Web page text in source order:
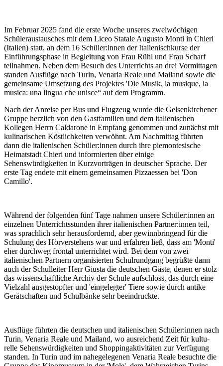
Im Februar 2025 fand die erste Woche unseres zweiwöchigen
Schüleraustausches mit dem Liceo Statale Augusto Monti in Chieri
(Italien) statt, an dem 16 Schüler:innen der Italienischkurse der
Einführungsphase in Begleitung von Frau Rühl und Frau Scharf
teilnahmen. Neben dem Besuch des Unterrichts an drei Vormittagen
standen Ausflüge nach Turin, Venaria Reale und Mailand sowie die
gemeinsame Umsetzung des Projektes 'Die Musik, la musique, la
musica: una lingua che unisce“ auf dem Programm.
Nach der Anreise per Bus und Flugzeug wurde die Gelsenkirchener
Gruppe herzlich von den Gastfamilien und dem italienischen
Kollegen Herrn Caldarone in Empfang genommen und zunächst mit
kulinarischen Köstlichkeiten verwöhnt. Am Nachmittag führten
dann die italienischen Schüler:innen durch ihre piemontesische
Heimatstadt Chieri und informierten über einige
Sehenswürdigkeiten in Kurzvorträgen in deutscher Sprache. Der
erste Tag endete mit einem gemeinsamen Pizzaessen bei 'Don
Camillo'.
Während der folgenden fünf Tage nahmen unsere Schüler:innen an
einzelnen Unterrichtsstunden ih­rer italienischen Partner:innen teil,
was sprachlich sehr herausfor­dernd, aber gewinnbringend für die
Schulung des Hörverstehens war und erfahren ließ, dass am 'Monti'
eher durchweg frontal unter­richtet wird. Bei dem von zwei
italienischen Partnern organisierten Schulrundgang begrüßte dann
auch der Schulleiter Herr Giusta die deutschen Gäste, denen er stolz
das wissen­schaftliche Archiv der Schule auf­schloss, das durch eine
Vielzahl ausgestopfter und 'eingelegter' Tiere sowie durch anti­ke
Gerätschaf­ten und Schulbänke sehr beeindruckte.
Ausflüge führten die deutschen und italienischen Schü­ler:innen nach
Tu­rin, Ve­naria Reale und Mailand, wo ausreichend Zeit für kultu­
relle Sehenswürdigkeiten und Shoppingaktivitäten zur Verfügung
standen. In Tu­rin und im nahegelegenen Venaria Reale be­suchte die